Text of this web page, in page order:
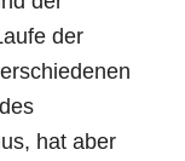
der
hat aber